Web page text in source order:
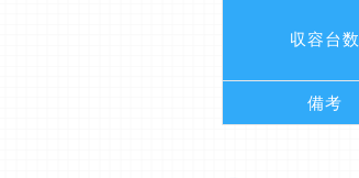
収容台数
備考